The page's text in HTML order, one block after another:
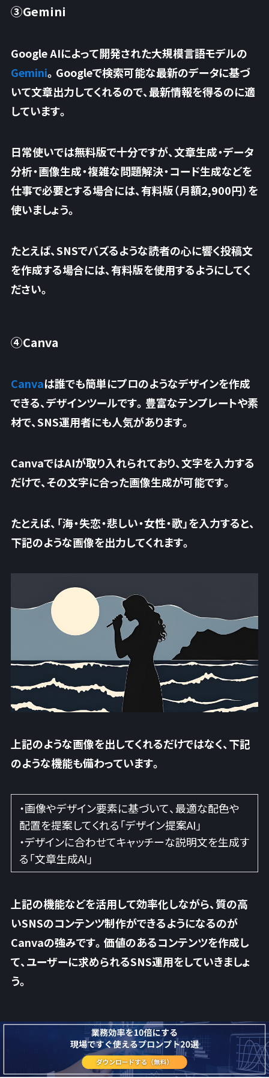
③Gemini
Google AIによって開発された大規模言語モデルの
Gemini。Googleで検索可能な最新のデータに基づ
いて文章出力してくれるので、最新情報を得るのに適
しています。
日常使いでは無料版で十分ですが、文章生成・データ
分析・画像生成・複雑な問題解決・コード生成などを
仕事で必要とする場合には、有料版（月額2,900円）を
使いましょう。
たとえば、SNSでバズるような読者の心に響く投稿文
を作成する場合には、有料版を使用するようにしてく
ださい。
④Canva
Canvaは誰でも簡単にプロのようなデザインを作成
できる、デザインツールです。豊富なテンプレートや素
材で、SNS運用者にも人気があります。
CanvaではAIが取り入れられており、文字を入力する
だけで、その文字に合った画像生成が可能です。
たとえば、「海・失恋・悲しい・女性・歌」を入力すると、
下記のような画像を出力してくれます。
上記のような画像を出してくれるだけではなく、下記
のような機能も備わっています。
・画像やデザイン要素に基づいて、最適な配色や
配置を提案してくれる「デザイン提案AI」
・デザインに合わせてキャッチーな説明文を生成す
る「文章生成AI」
上記の機能などを活用して効率化しながら、質の高
いSNSのコンテンツ制作ができるようになるのが
Canvaの強みです。価値のあるコンテンツを作成し
て、ユーザーに求められるSNS運用をしていきましょ
う。
⑤Runway Gen-3（ランウェイ ジェンスリー）